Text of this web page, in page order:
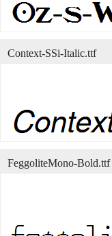
Context-SSi-Italic.ttf
FeggoliteMono-Bold.ttf